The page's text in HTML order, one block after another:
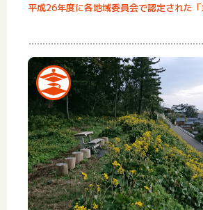
平成26年度に各地域委員会で認定された